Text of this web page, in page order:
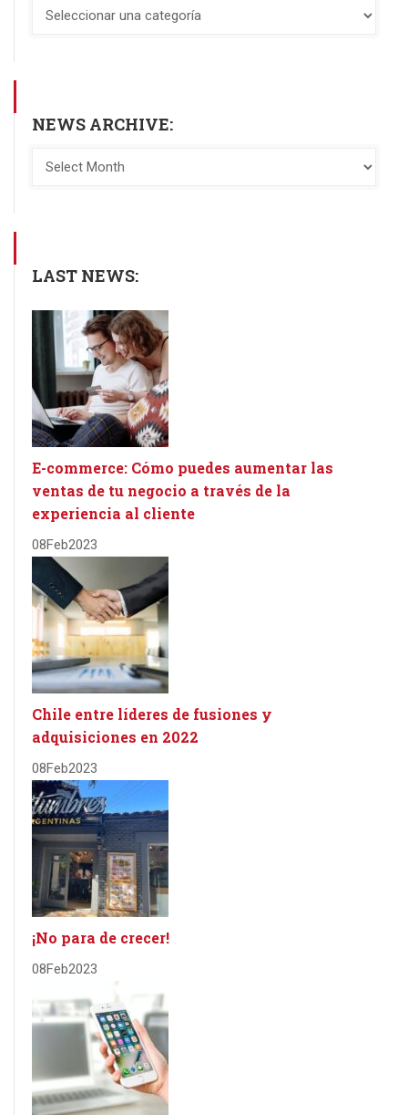
NEWS ARCHIVE:
LAST NEWS:
E-commerce: Cómo puedes aumentar las
ventas de tu negocio a través de la
experiencia al cliente
08Feb2023
Chile entre líderes de fusiones y
adquisiciones en 2022
08Feb2023
¡No para de crecer!
08Feb2023